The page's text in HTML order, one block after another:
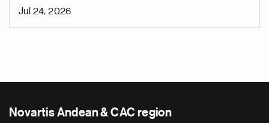
Jul 24, 2026
Novartis Andean & CAC region